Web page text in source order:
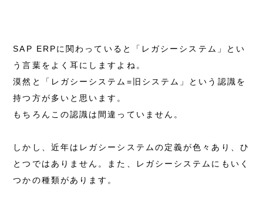
SAP ERPに関わっていると「レガシーシステム」とい
う言葉をよく耳にしますよね。
漠然と「レガシーシステム=旧システム」という認識を
持つ方が多いと思います。
もちろんこの認識は間違っていません。
しかし、近年はレガシーシステムの定義が色々あり、ひ
とつではありません。また、レガシーシステムにもいく
つかの種類があります。